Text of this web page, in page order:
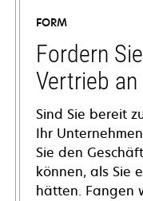
FORM
Fordern
Vertrieb an
Sind Sie bereit
Ihr
Sie den
können, als Sie
hätten. Fangen